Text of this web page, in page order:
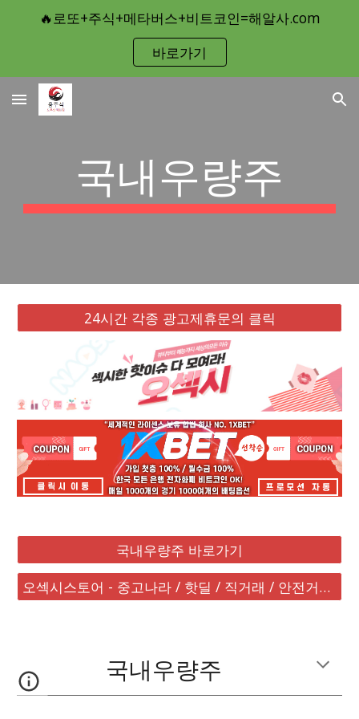
Skip to main content Skip to navigation
🔥로또+주식+메타버스+비트코인=해알사.com
바로가기
국내우량주
24시간 각종 광고제휴문의 클릭
국내우량주 바로가기
오섹시스토어 - 중고나라 / 핫딜 / 직거래 / 안전거래 바로가기
국내우량주